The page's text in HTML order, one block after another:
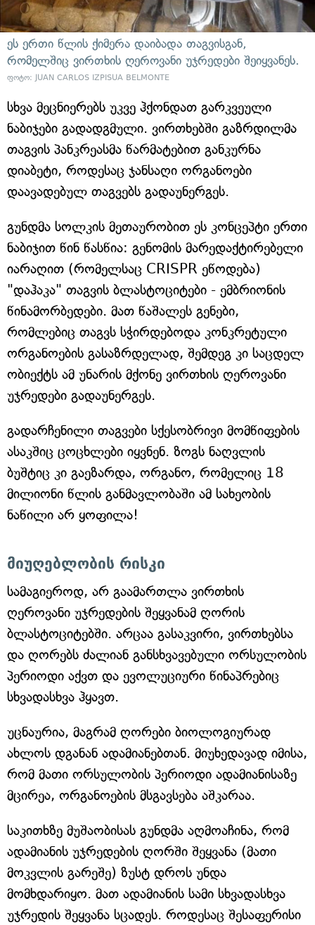
ეს ერთი წლის ქიმერა დაიბადა თაგვისგან,
რომელშიც ვირთხის ღეროვანი უჯრედები შეიყვანეს.
ფოტო: JUAN CARLOS IZPISUA BELMONTE
სხვა მეცნიერებს უკვე ჰქონდათ გარკვეული
ნაბიჯები გადადგმული. ვირთხებში გაზრდილმა
თაგვის პანკრეასმა წარმატებით განკურნა
დიაბეტი, როდესაც ჯანსაღი ორგანოები
დაავადებულ თაგვებს გადაუნერგეს.
გუნდმა სოლკის მეთაურობით ეს კონცეპტი ერთი
ნაბიჯით წინ წასწია: გენომის მარედაქტირებელი
იარაღით (რომელსაც CRISPR ეწოდება)
"დაჰაკა" თაგვის ბლასტოციტები - ემბრიონის
წინამორბედები. მათ წაშალეს გენები,
რომლებიც თაგვს სჭირდებოდა კონკრეტული
ორგანოების გასაზრდელად, შემდეგ კი საცდელ
ობიექტს ამ უნარის მქონე ვირთხის ღეროვანი
უჯრედები გადაუნერგეს.
გადარჩენილი თაგვები სქესობრივი მომწიფების
ასაკშიც ცოცხლები იყვნენ. ზოგს ნაღვლის
ბუშტიც კი გაეზარდა, ორგანო, რომელიც 18
მილიონი წლის განმავლობაში ამ სახეობის
ნაწილი არ ყოფილა!
მიუღებლობის რისკი
სამაგიეროდ, არ გაამართლა ვირთხის
ღეროვანი უჯრედების შეყვანამ ღორის
ბლასტოციტებში. არცაა გასაკვირი, ვირთხებსა
და ღორებს ძალიან განსხვავებული ორსულობის
პერიოდი აქვთ და ევოლუციური წინაპრებიც
სხვადასხვა ჰყავთ.
უცნაურია, მაგრამ ღორები ბიოლოგიურად
ახლოს დგანან ადამიანებთან. მიუხედავად იმისა,
რომ მათი ორსულობის პერიოდი ადამიანისაზე
მცირეა, ორგანოების მსგავსება აშკარაა.
საკითხზე მუშაობისას გუნდმა აღმოაჩინა, რომ
ადამიანის უჯრედების ღორში შეყვანა (მათი
მოკვლის გარეშე) ზუსტ დროს უნდა
მომხდარიყო. მათ ადამიანის სამი სხვადასხვა
უჯრედის შეყვანა სცადეს. როდესაც შესაფერისი